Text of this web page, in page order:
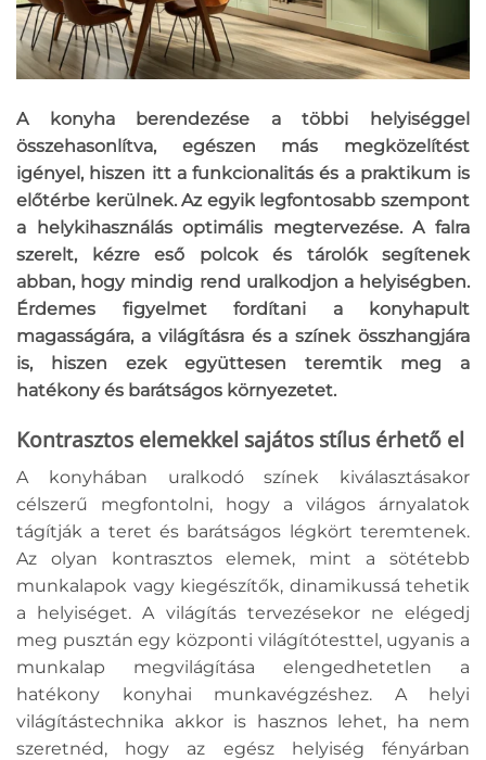
A konyha berendezése a többi helyiséggel
összehasonlítva, egészen más megközelítést
igényel, hiszen itt a funkcionalitás és a praktikum is
előtérbe kerülnek. Az egyik legfontosabb szempont
a helykihasználás optimális megtervezése. A falra
szerelt, kézre eső polcok és tárolók segítenek
abban, hogy mindig rend uralkodjon a helyiségben.
Érdemes figyelmet fordítani a konyhapult
magasságára, a világításra és a színek összhangjára
is, hiszen ezek együttesen teremtik meg a
hatékony és barátságos környezetet.
Kontrasztos elemekkel sajátos stílus érhető el
A konyhában uralkodó színek kiválasztásakor
célszerű megfontolni, hogy a világos árnyalatok
tágítják a teret és barátságos légkört teremtenek.
Az olyan kontrasztos elemek, mint a sötétebb
munkalapok vagy kiegészítők, dinamikussá tehetik
a helyiséget. A világítás tervezésekor ne elégedj
meg pusztán egy központi világítótesttel, ugyanis a
munkalap megvilágítása elengedhetetlen a
hatékony konyhai munkavégzéshez. A helyi
világítástechnika akkor is hasznos lehet, ha nem
szeretnéd, hogy az egész helyiség fényárban